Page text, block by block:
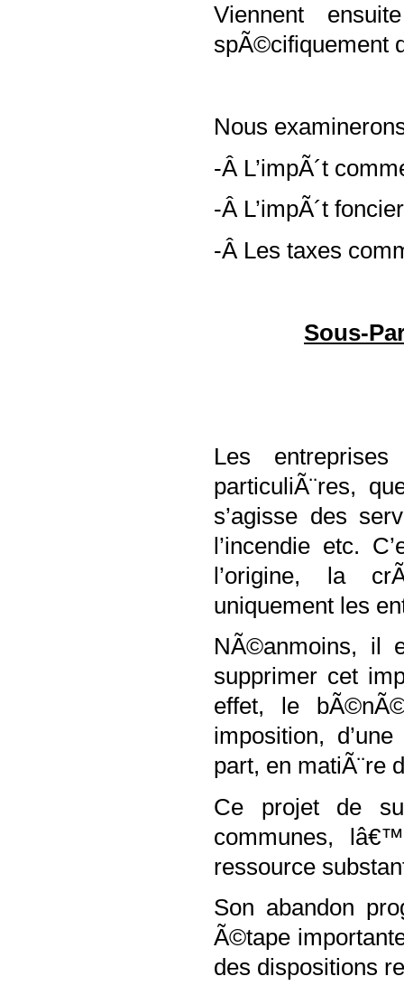
Viennent
spÃ©cifiquement
Nous
-Â L’impÃ´t
-Â L’impÃ´t
-Â Les taxes
Sous-
Les
particuliÃ¨res,
s’agisse des
l’incendie etc.
l’origine, la
uniquement les
NÃ©anmoins, il
supprimer cet
effet, le
imposition,
part, en matiÃ¨re
Ce projet de
communes,
ressource
Son abandon
Ã©tape
des dispositions